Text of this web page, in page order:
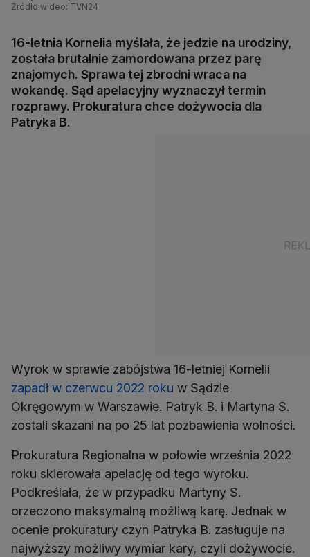
Źródło wideo: TVN24
16-letnia Kornelia myślała, że jedzie na urodziny,
została brutalnie zamordowana przez parę
znajomych. Sprawa tej zbrodni wraca na
wokandę. Sąd apelacyjny wyznaczył termin
rozprawy. Prokuratura chce dożywocia dla
Patryka B.
Wyrok w sprawie zabójstwa 16-letniej Kornelii
zapadł w czerwcu 2022 roku w Sądzie
Okręgowym w Warszawie. Patryk B. i Martyna S.
zostali skazani na po 25 lat pozbawienia wolności.
Prokuratura Regionalna w połowie września 2022
roku skierowała apelację od tego wyroku.
Podkreślała, że w przypadku Martyny S.
orzeczono maksymalną możliwą karę. Jednak w
ocenie prokuratury czyn Patryka B. zasługuje na
najwyższy możliwy wymiar kary, czyli dożywocie.